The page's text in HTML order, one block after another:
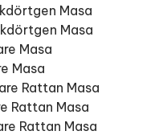
Masa
Masa
Masa
Masa
Rattan Masa
Rattan Masa
Rattan Masa